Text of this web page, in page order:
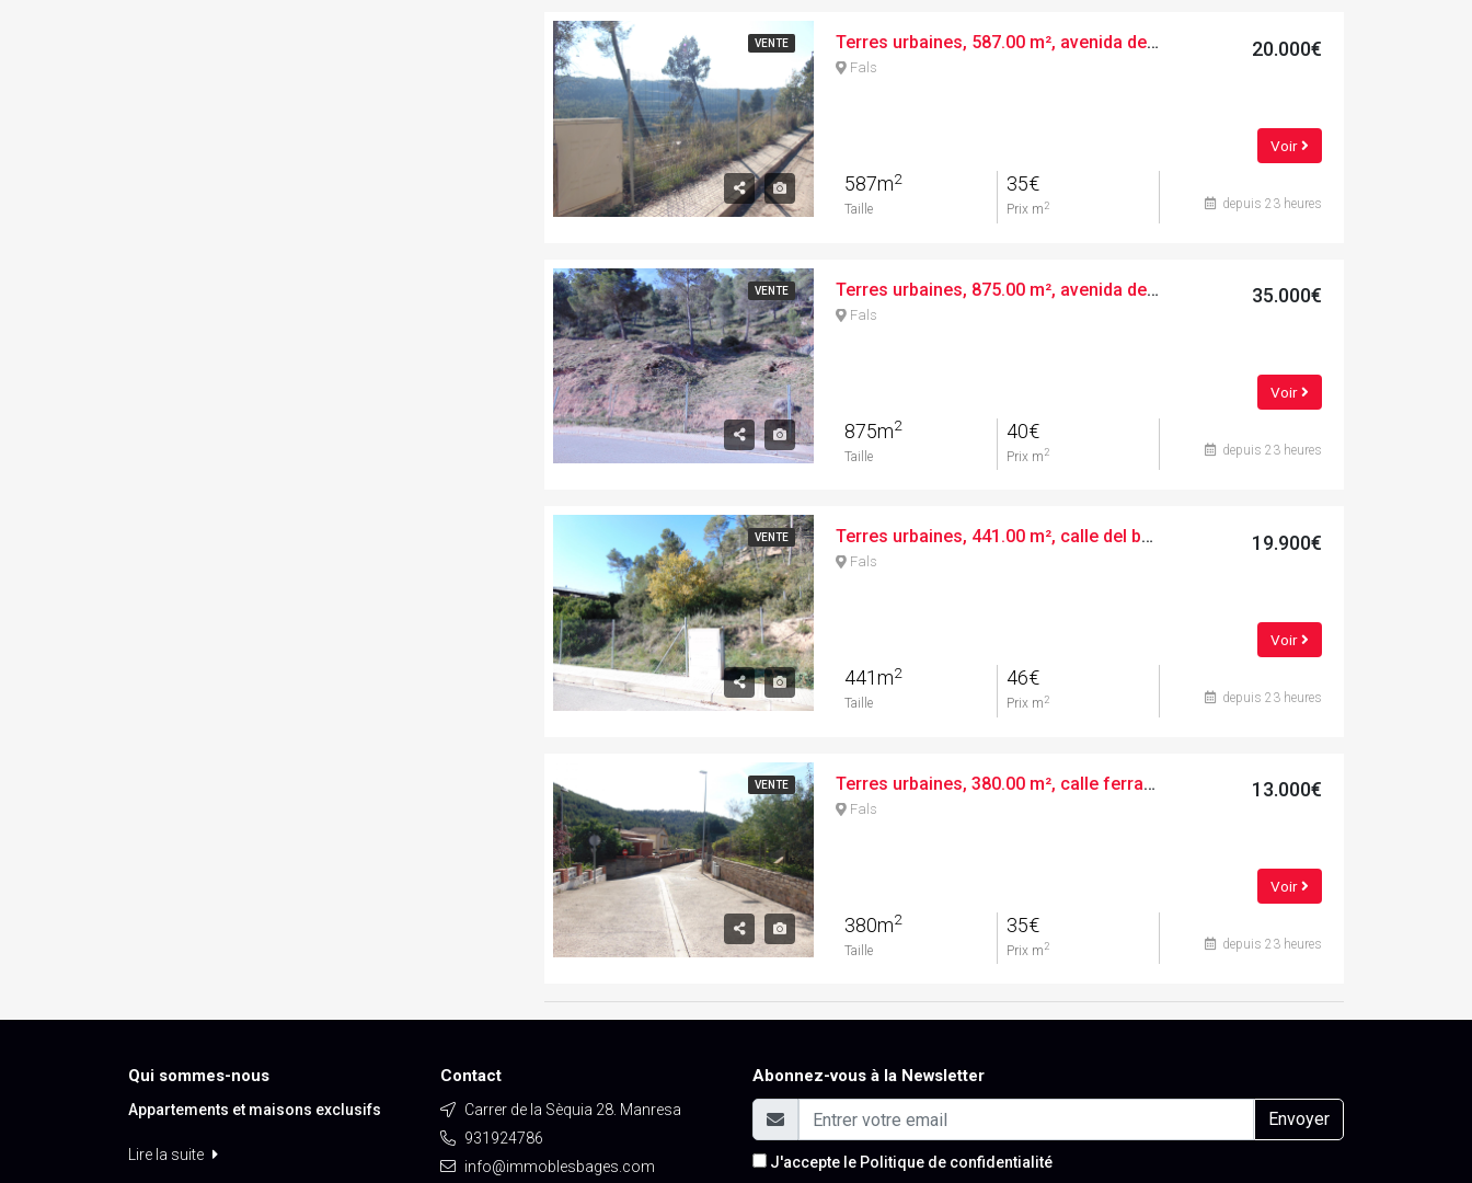
VENTE Terres urbaines, 587.00 m², avenida de la verge de montserrat
Fals
587m2
Taille
35€
Prix m 2
20.000€
Voir
depuis 23 heures
VENTE Terres urbaines, 875.00 m², avenida de la verge de montserrat
Fals
875m2
Taille
40€
Prix m 2
35.000€
Voir
depuis 23 heures
VENTE Terres urbaines, 441.00 m², calle del bosc
Fals
441m2
Taille
46€
Prix m 2
19.900€
Voir
depuis 23 heures
VENTE Terres urbaines, 380.00 m², calle ferradura, 17
Fals
380m2
Taille
35€
Prix m 2
13.000€
Voir
depuis 23 heures
Qui sommes-nous
Appartements et maisons exclusifs
Lire la suite
Contact
Carrer de la Sèquia 28. Manresa
931924786
info@immoblesbages.com
Abonnez-vous à la Newsletter
Envoyer
J'accepte le Politique de confidentialité